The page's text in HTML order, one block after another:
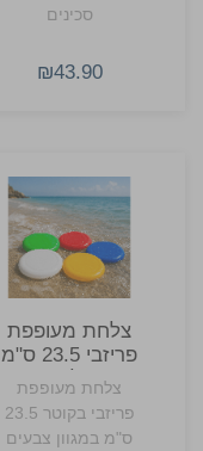
סכינים
₪43.90
צלחת מעופפת
פריזבי 23.5 ס"מ
גליץ’
צלחת מעופפת
פריזבי בקוטר 23.5
ס"מ במגוון צבעים